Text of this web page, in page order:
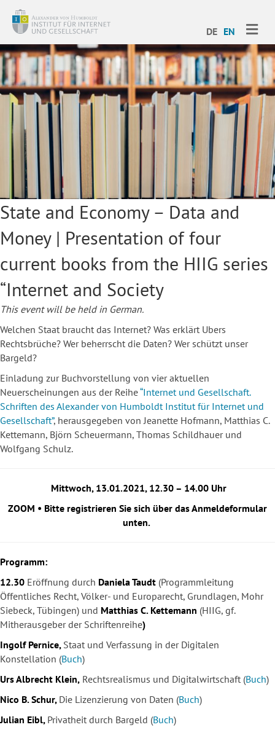
DE EN
State and Economy – Data and
Money | Presentation of four
current books from the HIIG series
“Internet and Society
This event will be held in German.
Welchen Staat braucht das Internet? Was erklärt Ubers
Rechtsbrüche? Wer beherrscht die Daten? Wer schützt unser
Bargeld?
Einladung zur Buchvorstellung von vier aktuellen
Neuerscheinungen aus der Reihe“Internet und Gesellschaft.
Schriften des Alexander von Humboldt Institut für Internet und
Gesellschaft”, herausgegeben von Jeanette Hofmann, Matthias C.
Kettemann, Björn Scheuermann, Thomas Schildhauer und
Wolfgang Schulz.
Mittwoch, 13.01.2021, 12.30 – 14.00 Uhr
ZOOM • Bitte registrieren Sie sich über das Anmeldeformular
unten.
Programm:
12.30 Eröffnung durch Daniela Taudt (Programmleitung
Öffentliches Recht, Völker- und Europarecht, Grundlagen, Mohr
Siebeck, Tübingen) und Matthias C. Kettemann (HIIG, gf.
Mitherausgeber der Schriftenreihe)
Ingolf Pernice, Staat und Verfassung in der Digitalen
Konstellation (Buch)
Urs Albrecht Klein, Rechtsrealismus und Digitalwirtschaft (Buch)
Nico B. Schur, Die Lizenzierung von Daten (Buch)
Julian Eibl, Privatheit durch Bargeld (Buch)